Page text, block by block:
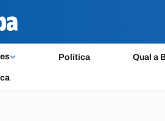
Política Qual a